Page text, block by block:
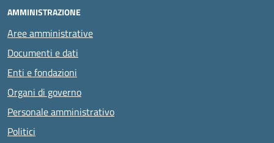
AMMINISTRAZIONE
Aree amministrative
Documenti e dati
Enti e fondazioni
Organi di governo
Personale amministrativo
Politici